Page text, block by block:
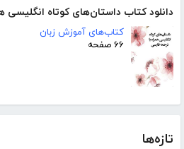
دانلود کتاب داستان‌های کوتاه انگلیسی
کتاب‌های آموزش زبان
۶۶ صفحه
تازه‌ها